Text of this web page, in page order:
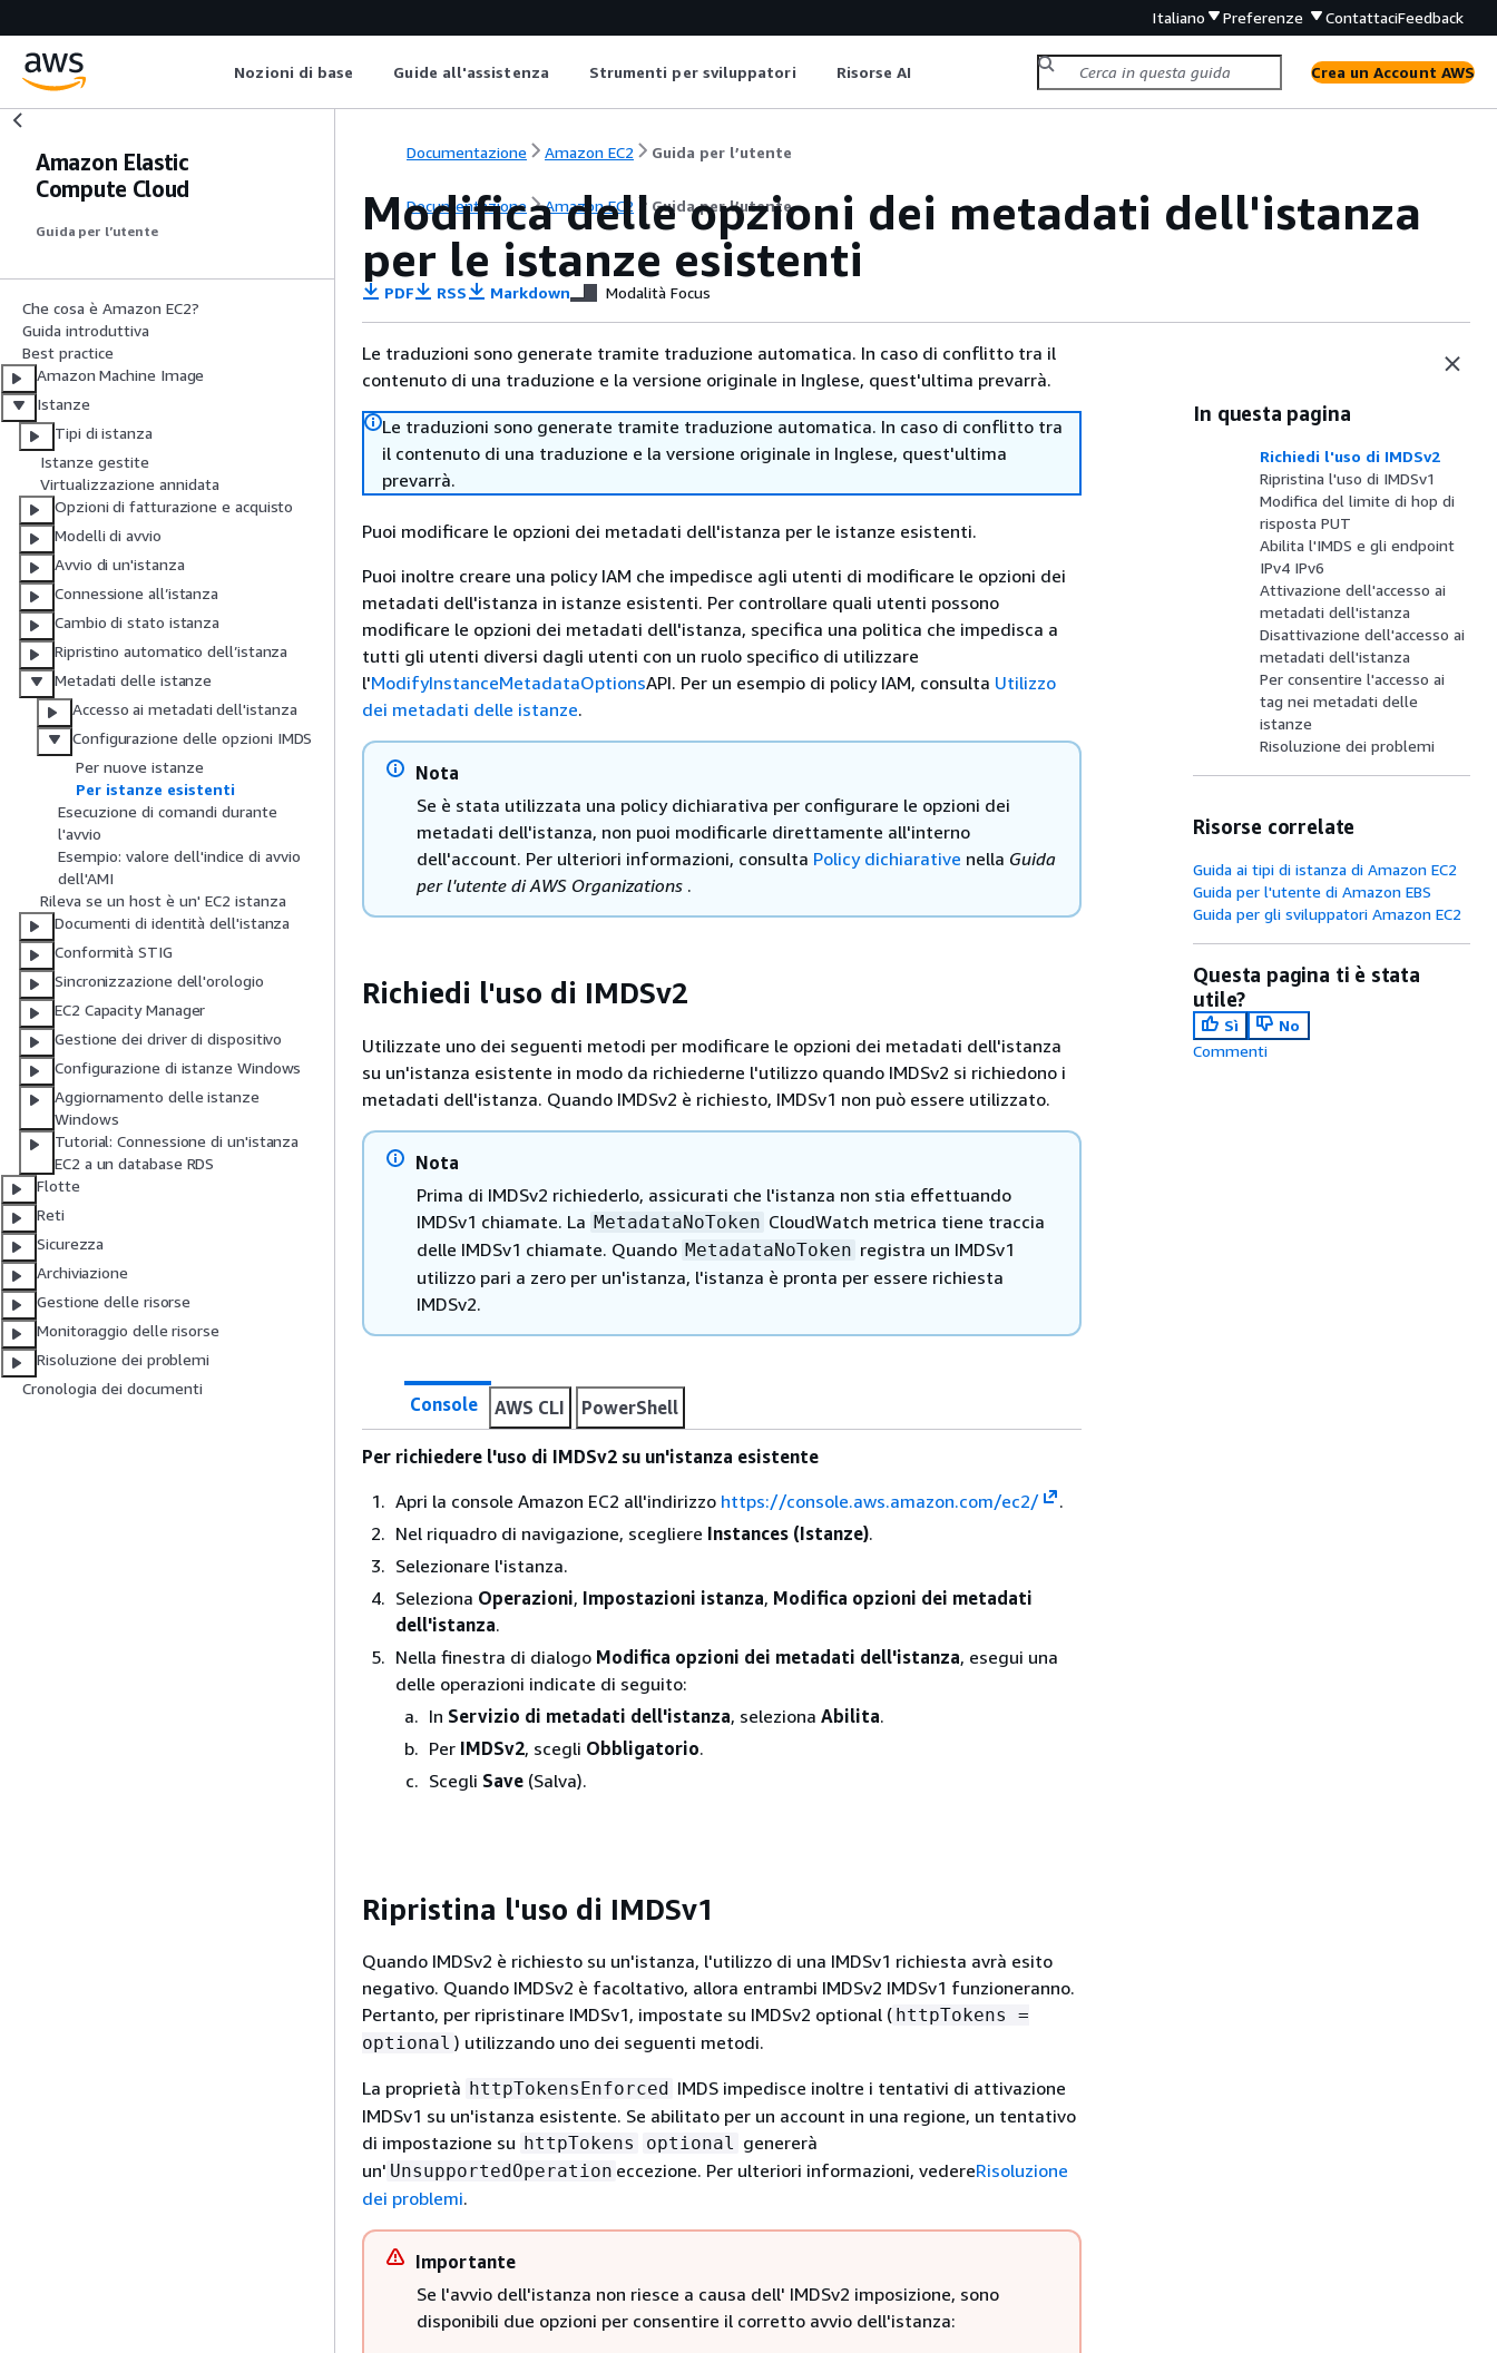
Italiano Preferenze ContattaciFeedback
Nozioni di base Guide all'assistenza Strumenti per sviluppatori Risorse AI Crea un Account AWS
Amazon Elastic
Compute Cloud
Guida per l’utente
Che cosa è Amazon EC2?
Guida introduttiva
Best practice
Amazon Machine Image
Istanze
Tipi di istanza
Istanze gestite
Virtualizzazione annidata
Opzioni di fatturazione e acquisto
Modelli di avvio
Avvio di un'istanza
Connessione all’istanza
Cambio di stato istanza
Ripristino automatico dell’istanza
Metadati delle istanze
Accesso ai metadati dell'istanza
Configurazione delle opzioni IMDS
Per nuove istanze
Per istanze esistenti
Esecuzione di comandi durante
l'avvio
Esempio: valore dell'indice di avvio
dell'AMI
Rileva se un host è un' EC2 istanza
Documenti di identità dell'istanza
Conformità STIG
Sincronizzazione dell'orologio
EC2 Capacity Manager
Gestione dei driver di dispositivo
Configurazione di istanze Windows
Aggiornamento delle istanze
Windows
Tutorial: Connessione di un'istanza
EC2 a un database RDS
Flotte
Reti
Sicurezza
Archiviazione
Gestione delle risorse
Monitoraggio delle risorse
Risoluzione dei problemi
Cronologia dei documenti
Documentazione Amazon EC2 Guida per l’utente
Documentazione Amazon EC2 Guida per l’utente
Modifica delle opzioni dei metadati dell'istanza
per le istanze esistenti
PDF RSS Markdown Modalità Focus
Le traduzioni sono generate tramite traduzione automatica. In caso di conflitto tra il
contenuto di una traduzione e la versione originale in Inglese, quest'ultima prevarrà.
Le traduzioni sono generate tramite traduzione automatica. In caso di conflitto tra
il contenuto di una traduzione e la versione originale in Inglese, quest'ultima
prevarrà.
Puoi modificare le opzioni dei metadati dell'istanza per le istanze esistenti.
Puoi inoltre creare una policy IAM che impedisce agli utenti di modificare le opzioni dei
metadati dell'istanza in istanze esistenti. Per controllare quali utenti possono
modificare le opzioni dei metadati dell'istanza, specifica una politica che impedisca a
tutti gli utenti diversi dagli utenti con un ruolo specifico di utilizzare
l'ModifyInstanceMetadataOptionsAPI. Per un esempio di policy IAM, consulta Utilizzo
dei metadati delle istanze.
Nota
Se è stata utilizzata una policy dichiarativa per configurare le opzioni dei
metadati dell'istanza, non puoi modificarle direttamente all'interno
dell'account. Per ulteriori informazioni, consulta Policy dichiarative nella Guida
per l'utente di AWS Organizations .
Richiedi l'uso di IMDSv2
Utilizzate uno dei seguenti metodi per modificare le opzioni dei metadati dell'istanza
su un'istanza esistente in modo da richiederne l'utilizzo quando IMDSv2 si richiedono i
metadati dell'istanza. Quando IMDSv2 è richiesto, IMDSv1 non può essere utilizzato.
Nota
Prima di IMDSv2 richiederlo, assicurati che l'istanza non stia effettuando
IMDSv1 chiamate. La MetadataNoToken CloudWatch metrica tiene traccia
delle IMDSv1 chiamate. Quando MetadataNoToken registra un IMDSv1
utilizzo pari a zero per un'istanza, l'istanza è pronta per essere richiesta
IMDSv2.
Console AWS CLI PowerShell
Per richiedere l'uso di IMDSv2 su un'istanza esistente
Apri la console Amazon EC2 all'indirizzo https://console.aws.amazon.com/ec2/
.
Nel riquadro di navigazione, scegliere Instances (Istanze).
Selezionare l'istanza.
Seleziona Operazioni, Impostazioni istanza, Modifica opzioni dei metadati
dell'istanza.
Nella finestra di dialogo Modifica opzioni dei metadati dell'istanza, esegui una
delle operazioni indicate di seguito:
In Servizio di metadati dell'istanza, seleziona Abilita.
Per IMDSv2, scegli Obbligatorio.
Scegli Save (Salva).
Ripristina l'uso di IMDSv1
Quando IMDSv2 è richiesto su un'istanza, l'utilizzo di una IMDSv1 richiesta avrà esito
negativo. Quando IMDSv2 è facoltativo, allora entrambi IMDSv2 IMDSv1 funzioneranno.
Pertanto, per ripristinare IMDSv1, impostate su IMDSv2 optional ( httpTokens =
optional ) utilizzando uno dei seguenti metodi.
La proprietà httpTokensEnforced IMDS impedisce inoltre i tentativi di attivazione
IMDSv1 su un'istanza esistente. Se abilitato per un account in una regione, un tentativo
di impostazione su httpTokens optional genererà
un' UnsupportedOperation eccezione. Per ulteriori informazioni, vedereRisoluzione
dei problemi.
Importante
Se l'avvio dell'istanza non riesce a causa dell' IMDSv2 imposizione, sono
disponibili due opzioni per consentire il corretto avvio dell'istanza:
In questa pagina
Richiedi l'uso di IMDSv2
Ripristina l'uso di IMDSv1
Modifica del limite di hop di
risposta PUT
Abilita l'IMDS e gli endpoint
IPv4 IPv6
Attivazione dell'accesso ai
metadati dell'istanza
Disattivazione dell'accesso ai
metadati dell'istanza
Per consentire l'accesso ai
tag nei metadati delle
istanze
Risoluzione dei problemi
Risorse correlate
Guida ai tipi di istanza di Amazon EC2
Guida per l'utente di Amazon EBS
Guida per gli sviluppatori Amazon EC2
Questa pagina ti è stata
utile?
Sì
No
Commenti